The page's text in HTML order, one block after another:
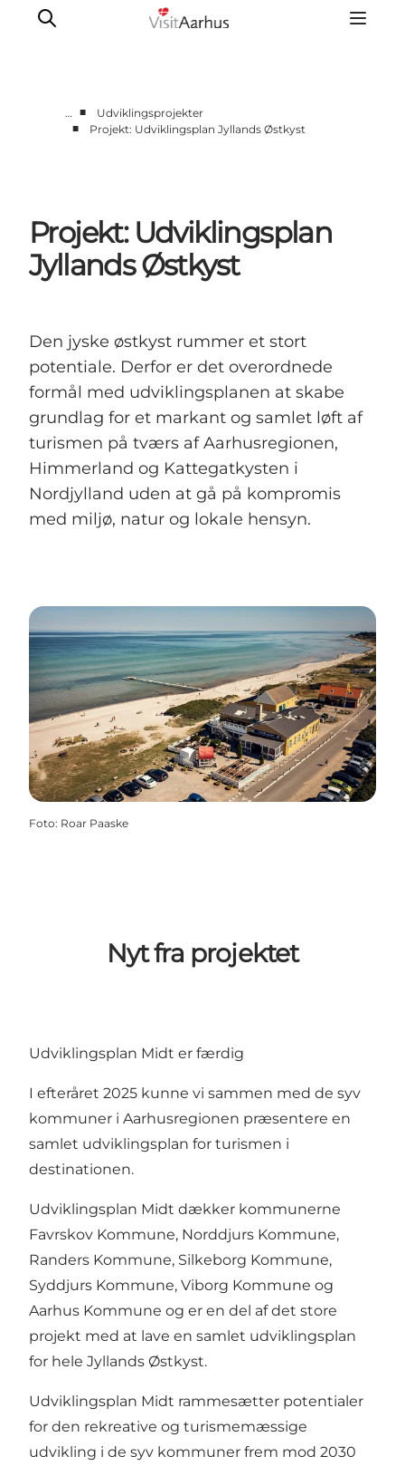
Partnersamarbejde
Frivillig ReThinker
Presse
… ■
Udviklingsprojekter
■
Projekt: Udviklingsplan Jyllands Østkyst
Projekt: Udviklingsplan
Jyllands Østkyst
Den jyske østkyst rummer et stort
potentiale. Derfor er det overordnede
formål med udviklingsplanen at skabe
grundlag for et markant og samlet løft af
turismen på tværs af Aarhusregionen,
Himmerland og Kattegatkysten i
Nordjylland uden at gå på kompromis
med miljø, natur og lokale hensyn.
Foto: Roar Paaske
Nyt fra projektet
Udviklingsplan Midt er færdig
I efteråret 2025 kunne vi sammen med de syv
kommuner i Aarhusregionen præsentere en
samlet udviklingsplan for turismen i
destinationen.
Udviklingsplan Midt dækker kommunerne
Favrskov Kommune, Norddjurs Kommune,
Randers Kommune, Silkeborg Kommune,
Syddjurs Kommune, Viborg Kommune og
Aarhus Kommune og er en del af det store
projekt med at lave en samlet udviklingsplan
for hele Jyllands Østkyst.
Udviklingsplan Midt rammesætter potentialer
for den rekreative og turismemæssige
udvikling i de syv kommuner frem mod 2030